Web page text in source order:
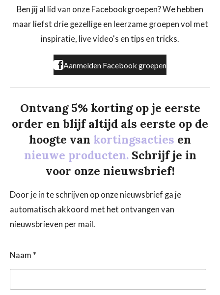
b
o
k
a
r
a
o
Ben jij al lid van onze Facebookgroepen? We hebben
maar liefst drie gezellige en leerzame groepen vol met
inspiratie, live video's en tips en tricks.
Aanmelden Facebook groepen
Ontvang 5% korting op je eerste
order en blijf altijd als eerste op de
hoogte van kortingsacties en
nieuwe producten. Schrijf je in
voor onze nieuwsbrief!
Door je in te schrijven op onze nieuwsbrief ga je
automatisch akkoord met het ontvangen van
nieuwsbrieven per mail.
Naam *